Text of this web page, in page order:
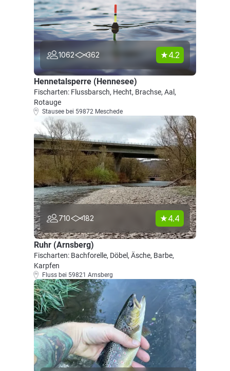
1062 362 4.2
Hennetalsperre (Hennesee)
Fischarten: Flussbarsch, Hecht, Brachse, Aal,
Rotauge
Stausee bei 59872 Meschede
710 182 4.4
Ruhr (Arnsberg)
Fischarten: Bachforelle, Döbel, Äsche, Barbe,
Karpfen
Fluss bei 59821 Arnsberg